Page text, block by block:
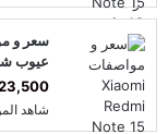
عيوب
23,500
شاهد